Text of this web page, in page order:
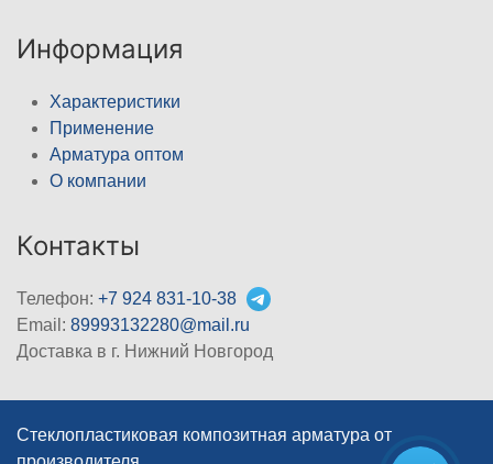
Информация
Характеристики
Применение
Арматура оптом
О компании
Контакты
Телефон: +7 924 831-10-38
Email: 89993132280@mail.ru
Доставка в г. Нижний Новгород
Стеклопластиковая композитная арматура от